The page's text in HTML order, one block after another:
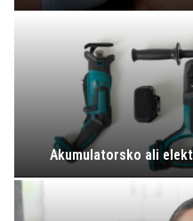
Akumulatorsko ali